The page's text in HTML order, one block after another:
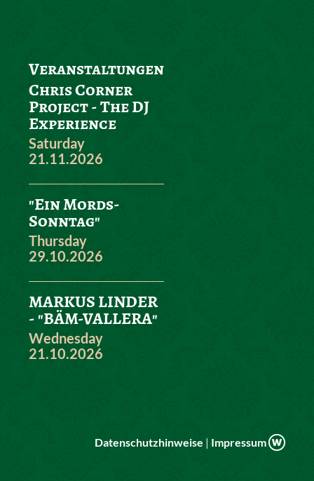
Veranstaltungen
Chris Corner
Project - The DJ
Experience
Saturday
21.11.2026
"Ein Mords-
Sonntag"
Thursday
29.10.2026
MARKUS LINDER
- "BÄM-VALLERA"
Wednesday
21.10.2026
Datenschutzhinweise | Impressum